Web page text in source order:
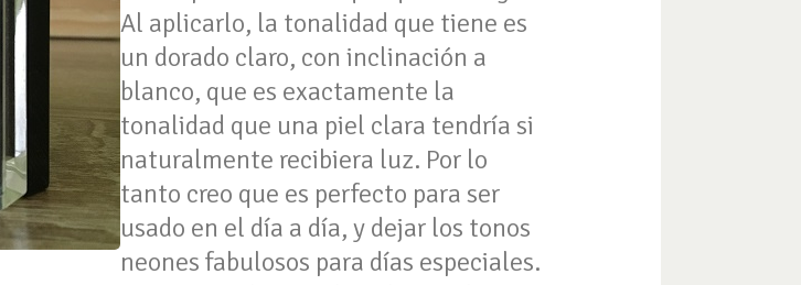
Al aplicarlo, la tonalidad que tiene es
un dorado claro, con inclinación a
blanco, que es exactamente la
tonalidad que una piel clara tendría si
naturalmente recibiera luz. Por lo
tanto creo que es perfecto para ser
usado en el día a día, y dejar los tonos
neones fabulosos para días especiales.